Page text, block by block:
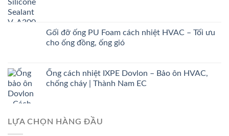
Gối đỡ ống PU Foam cách nhiệt HVAC – Tối ưu
cho ống đồng, ống gió
Ống cách nhiệt IXPE Dovlon – Bảo ôn HVAC,
chống cháy | Thành Nam EC
LỰA CHỌN HÀNG ĐẦU